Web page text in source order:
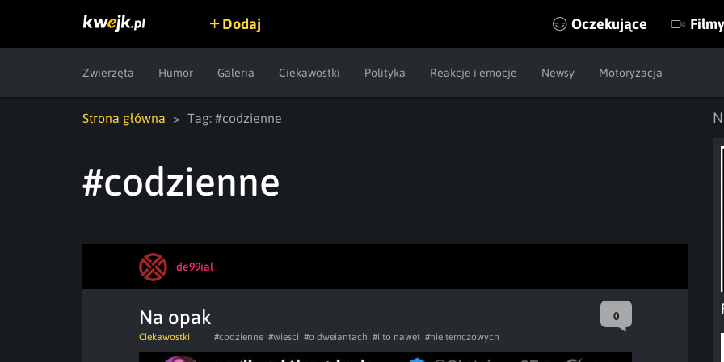
Dodaj Oczekujące Filmy
Zwierzęta Humor Galeria Ciekawostki Polityka Reakcje i emocje Newsy Motoryzacja
Strona główna Tag: #codzienne
#codzienne
de99ial
Na opak 0
Ciekawostki #codzienne #wiesci #o dweiantach #i to nawet #nie temczowych